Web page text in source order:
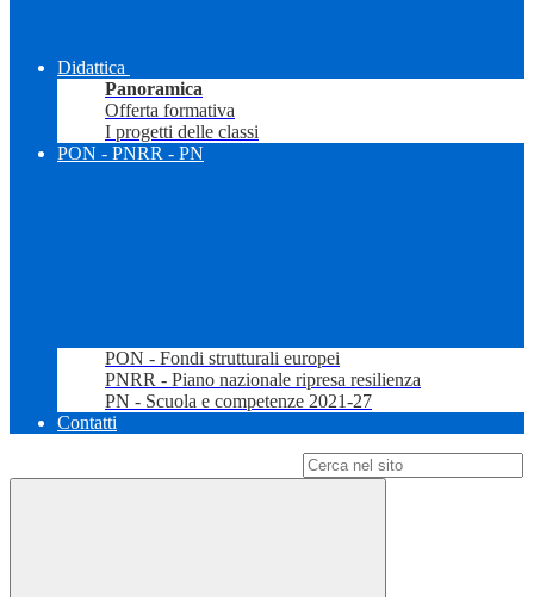
Didattica
Panoramica
Offerta formativa
I progetti delle classi
PON - PNRR - PN
PON - Fondi strutturali europei
PNRR - Piano nazionale ripresa resilienza
PN - Scuola e competenze 2021-27
Contatti